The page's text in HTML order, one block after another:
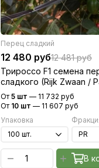
Перец сладкий
12 480 руб12 481 руб
Трироссо F1 семена
сладкого (Rijk Zwaan /
Цваан)
От 5 шт — 11 732 руб
От 10 шт — 11 607 руб
Упаковка
В